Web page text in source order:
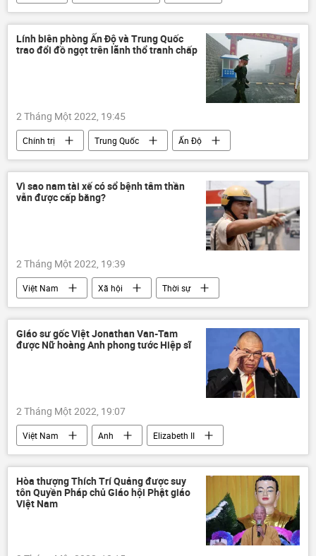
Tàu ngầm lớp "Varshavyanka"
Quân sự
Lính biên phòng Ấn Độ và Trung Quốc
trao đổi đồ ngọt trên lãnh thổ tranh chấp
2 Tháng Một 2022, 19:45
Chính trị Trung Quốc
Ấn Độ
giải Nobel
Kashmir
Vì sao nam tài xế có sổ bệnh tâm thần
vẫn được cấp bằng?
2 Tháng Một 2022, 19:39
Việt Nam Xã hội
Thời sự
Bình Đinh
Giáo sư gốc Việt Jonathan Van-Tam
được Nữ hoàng Anh phong tước Hiệp sĩ
2 Tháng Một 2022, 19:07
Việt Nam Anh
Elizabeth II
virus
Vaccine
Hòa thượng Thích Trí Quảng được suy
tôn Quyền Pháp chủ Giáo hội Phật giáo
Việt Nam